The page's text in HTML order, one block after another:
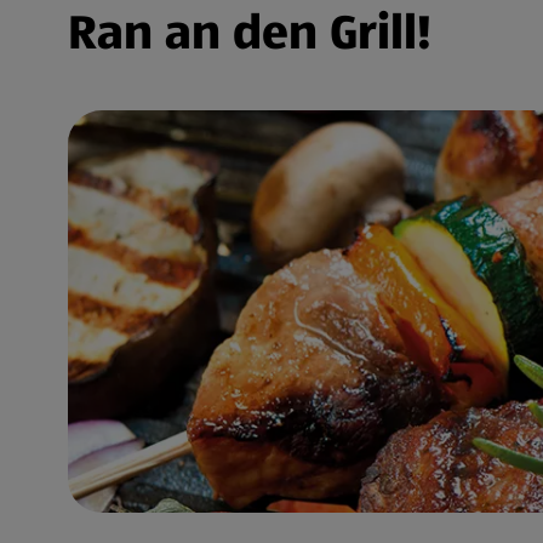
Ran an den Grill!